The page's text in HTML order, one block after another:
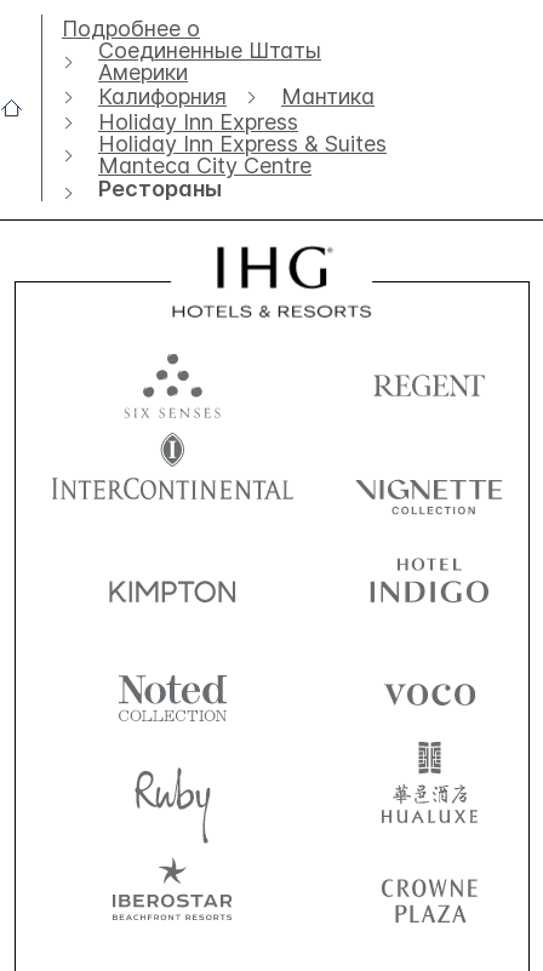
Подробнее о
Соединенные Штаты
Америки
Калифорния
Мантика
Holiday Inn Express
Holiday Inn Express & Suites
Manteca City Centre
Рестораны